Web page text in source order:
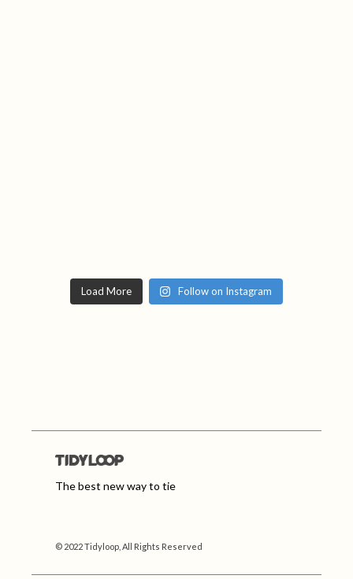
Load More Follow on Instagram
The best new way to tie
© 2022 Tidyloop, All Rights Reserved